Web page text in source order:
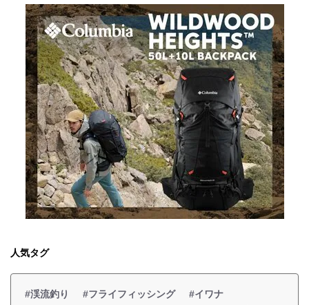
人気タグ
#渓流釣り #フライフィッシング
#イワナ